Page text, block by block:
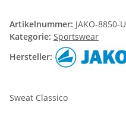
Artikelnummer: JAKO-8850-U
Kategorie: Sportswear
Hersteller:
Sweat Classico